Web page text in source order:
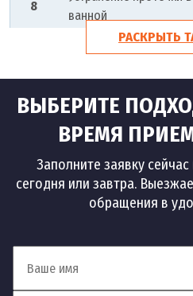
8
ванной
Устранение протечек
батареи
Устранение
10 Устранение засоров
Устранение засора на
Устранение засоров в
квартире
РАСКРЫТЬ
ВЫБЕРИТЕ
ВРЕМЯ
Заполните заявку
сегодня или завтра.
обращения в